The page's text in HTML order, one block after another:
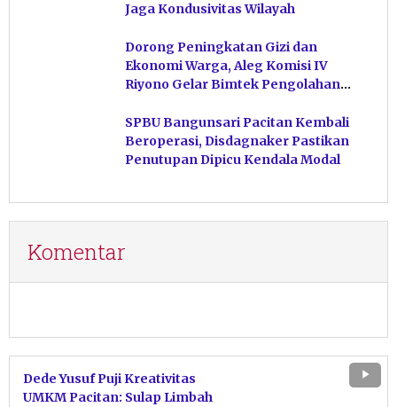
Jaga Kondusivitas Wilayah
Dorong Peningkatan Gizi dan
Ekonomi Warga, Aleg Komisi IV
Riyono Gelar Bimtek Pengolahan
SPBU Bangunsari Pacitan Kembali
Beroperasi, Disdagnaker Pastikan
Penutupan Dipicu Kendala Modal
Komentar
Dede Yusuf Puji Kreativitas
UMKM Pacitan: Sulap Limbah